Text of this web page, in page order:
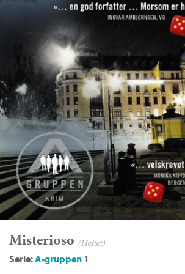
Misterioso (Heftet)
Serie:A-gruppen 1